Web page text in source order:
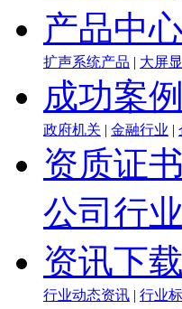
产品中
扩声系统产品 | 大屏
成功案例
政府机关 | 金融行业 |
资质证书
公司行
资讯下载
行业动态资讯 | 行业